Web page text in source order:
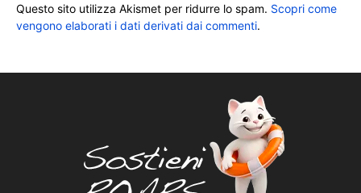
Questo sito utilizza Akismet per ridurre lo spam. Scopri come
vengono elaborati i dati derivati dai commenti.